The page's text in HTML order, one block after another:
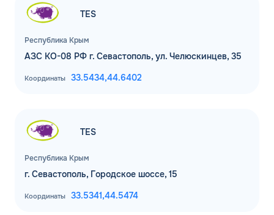
Республика Крым
TES
АЗС КО-08 РФ г. Севастополь, ул. Челюскинцев, 35
Координаты 33.5434,44.6402
Республика Крым
TES
г. Севастополь, Городское шоссе, 15
Координаты 33.5341,44.5474